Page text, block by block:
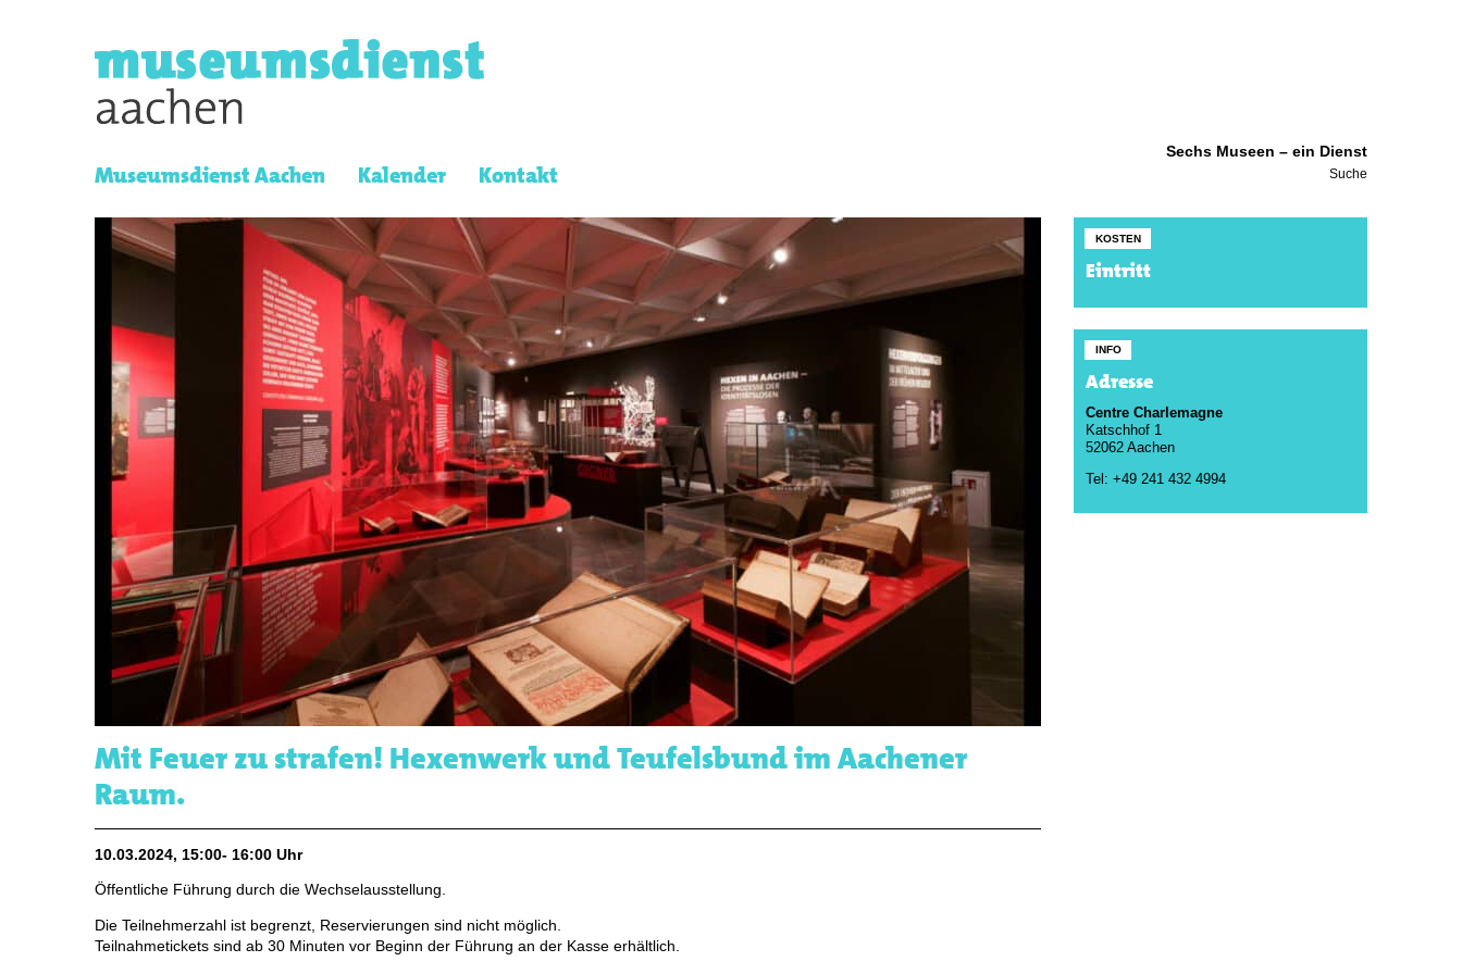
Sechs Museen – ein Dienst
Museumsdienst Aachen Kalender Kontakt Suche
Mit Feuer zu strafen! Hexenwerk und Teufelsbund im Aachener
Raum.
10.03.2024, 15:00- 16:00 Uhr
Öffentliche Führung durch die Wechselausstellung.
Die Teilnehmerzahl ist begrenzt, Reservierungen sind nicht möglich.
Teilnahmetickets sind ab 30 Minuten vor Beginn der Führung an der Kasse erhältlich.
KOSTEN
Eintritt
INFO
Adresse
Centre Charlemagne
Katschhof 1
52062 Aachen
Tel: +49 241 432 4994